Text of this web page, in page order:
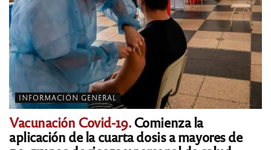
INFORMACIÓN GENERAL
Vacunación Covid-19.Comienza la
aplicación de la cuarta dosis a mayores de